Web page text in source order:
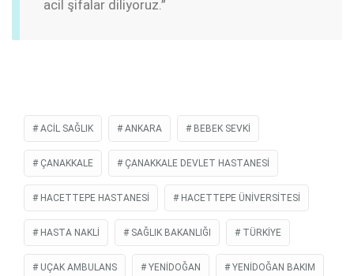
acil şifalar diliyoruz.”
ACIL SAĞLIK ANKARA BEBEK SEVKI
ÇANAKKALE ÇANAKKALE DEVLET HASTANESI
HACETTEPE HASTANESI HACETTEPE ÜNIVERSITESI
HASTA NAKLI SAĞLIK BAKANLIĞI TÜRKIYE
UÇAK AMBULANS YENIDOĞAN YENIDOĞAN BAKIM